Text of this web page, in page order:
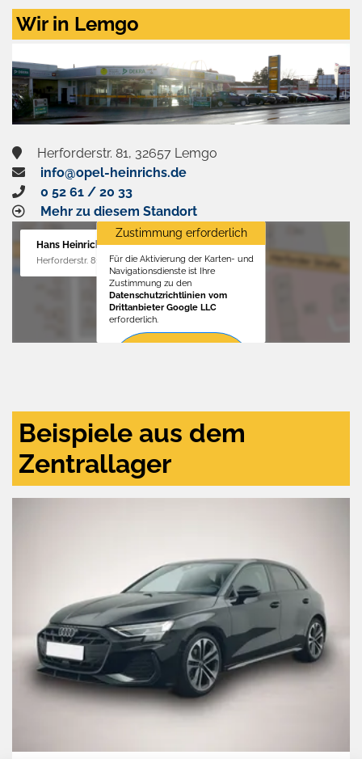
Zustimmen
aktivieren
Wir in Lemgo
Herforderstr. 81, 32657 Lemgo
info@opel-heinrichs.de
0 52 61 / 20 33
Mehr zu diesem Standort
Hans Heinrichs GmbH
Herforderstr. 81, 32657 Lemgo
Zustimmung erforderlich
Für die Aktivierung der Karten- und
Navigationsdienste ist Ihre
Zustimmung zu den
Datenschutzrichtlinien vom
Drittanbieter Google LLC
erforderlich.
Beispiele aus dem
Zentrallager